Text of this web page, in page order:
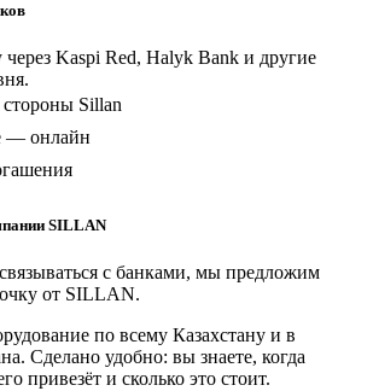
Kaspi Red, Halyk Bank и другие
Sillan
— онлайн
SILLAN
с банками, мы предложим
от SILLAN.
по всему Казахстану и в
Сделано удобно: вы знаете, когда
привезёт и сколько это стоит.